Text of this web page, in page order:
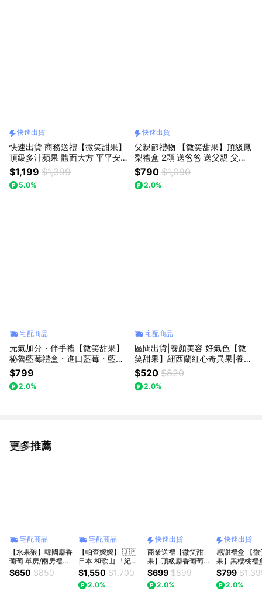
快速出貨
快速出貨 商務送禮【微笑甜果】
頂級多汁蘋果 體面大方 平平安
安 順順利利
$1,199 $1,399
5.0%
快速出貨
父親節禮物 【微笑甜果】頂級鳳
梨禮盒 2顆 送爸爸 送父親 父親
節水果禮盒 香甜多汁 旺來好運
爸 願你好運旺來 快速出貨
$790 $1,090
2.0%
宅配商品
元氣加分・伴手禮【微笑甜果】
祕魯藍莓禮盒・進口藍莓・藍莓
禮盒・水果禮盒・進口水果・3
日內出貨
$799
2.0%
宅配商品
區間出貨|養顏美容 好氣色【微
笑甜果】紐西蘭紅心奇異果|養顏
美容|水果禮盒|送朋友|送同事|送
健康|冷藏配送|女生|高顏值|維他
命C補給|紅心寵愛款
$520 $820
2.0%
更多推薦
看更多
宅配商品
【水果狼】韓國麝香
葡萄 單房/兩房禮盒
水果禮盒
$650 $850
宅配商品
【帕查嬤嬤】 🇯🇵
日本 和歌山 「紀之
里」川中島 水蜜桃
🍑｜日本水蜜桃禮盒
$1,550 $1,700
2.0%
快速出貨
商業送禮【微笑甜
果】頂級麝香葡萄禮
盒 1串 送長官 送主
管 送禮 商務禮 香甜
無籽 頂級高雅 好事
$699 $899
2.0%
快速出貨
感謝禮盒 【微
果】黑櫻桃禮
朋友 送恩人
盒 送禮 果肉
郁鮮甜 好事櫻
$799
2.0%